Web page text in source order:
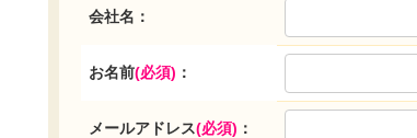
会社名：
お名前(必須) ：
メールアドレス(必須) ：